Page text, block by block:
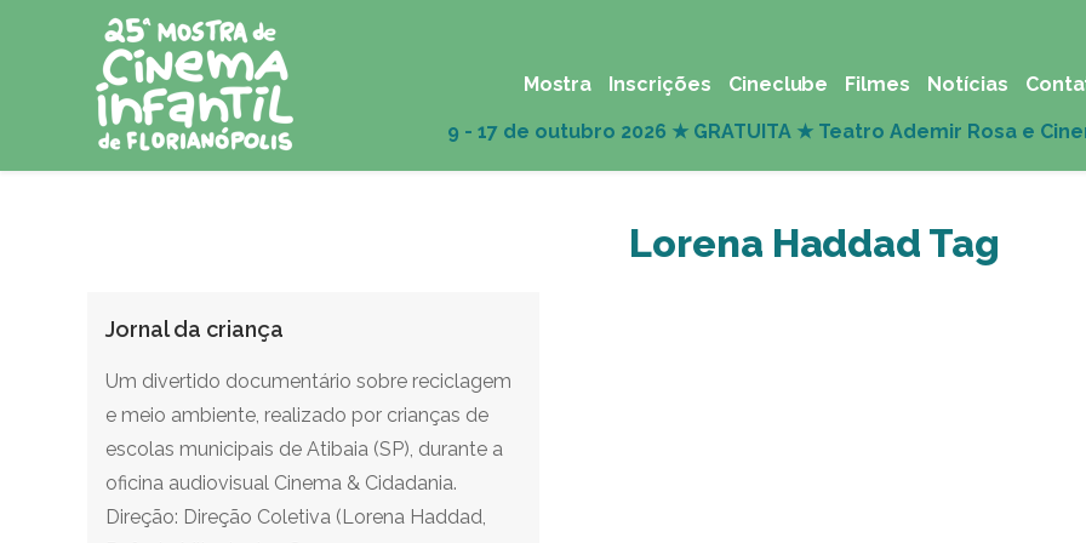
Mostra Inscrições Cineclube Filmes Notícias
Lorena Haddad Tag
Jornal da criança
Um divertido documentário sobre reciclagem
e meio ambiente, realizado por crianças de
escolas municipais de Atibaia (SP), durante a
oficina audiovisual Cinema & Cidadania.
Direção: Direção Coletiva (Lorena Haddad,